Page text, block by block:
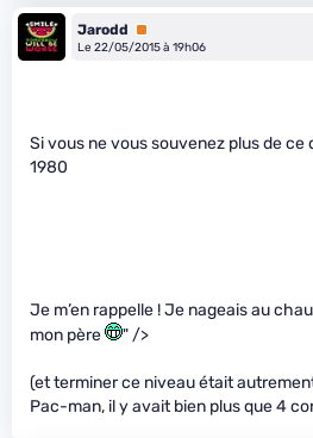
Jarodd
Premium
Le 22/05/2015 à 19h06
Si vous ne vous souvenez plus de ce
1980
Je m’en rappelle ! Je nageais au
mon père
" />
(et terminer ce niveau était
Pac-man, il y avait bien plus que 4